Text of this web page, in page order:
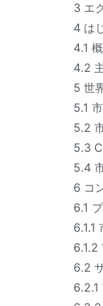
3 エ
4 は
4.1
4.2
5 世
5.1
5.2
5.3
5.4
6 コ
6.1
6.1.1
6.1.2
6.2
6.2.1